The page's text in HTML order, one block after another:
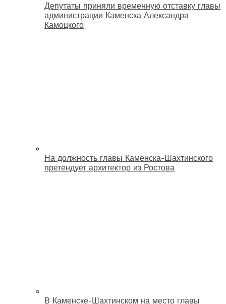
Депутаты приняли временную отставку главы
администрации Каменска Александра
Камоцкого
На должность главы Каменска-Шахтинского
претендует архитектор из Ростова
В Каменске-Шахтинском на место главы